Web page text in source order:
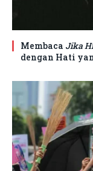
Membaca Jika
dengan Hati